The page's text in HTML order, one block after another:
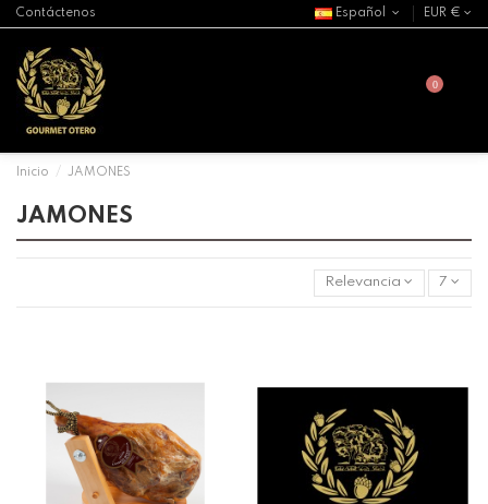
Contáctenos Español EUR €
0
Inicio JAMONES
JAMONES
Relevancia 7